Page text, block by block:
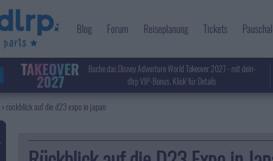
Blog Forum Reiseplanung Tickets
TAKEOVER
2027
Buche das Disney Adventure World Takeover 2027 - mit dein-
dlrp VIP-Bonus. Klick' für Details
>rückblick auf die d23 expo in japan